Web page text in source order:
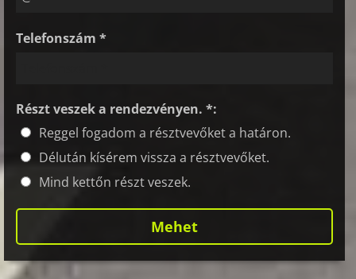
Telefonszám *
Részt veszek a rendezvényen. *:
Reggel fogadom a résztvevőket a határon.
Délután kísérem vissza a résztvevőket.
Mind kettőn részt veszek.